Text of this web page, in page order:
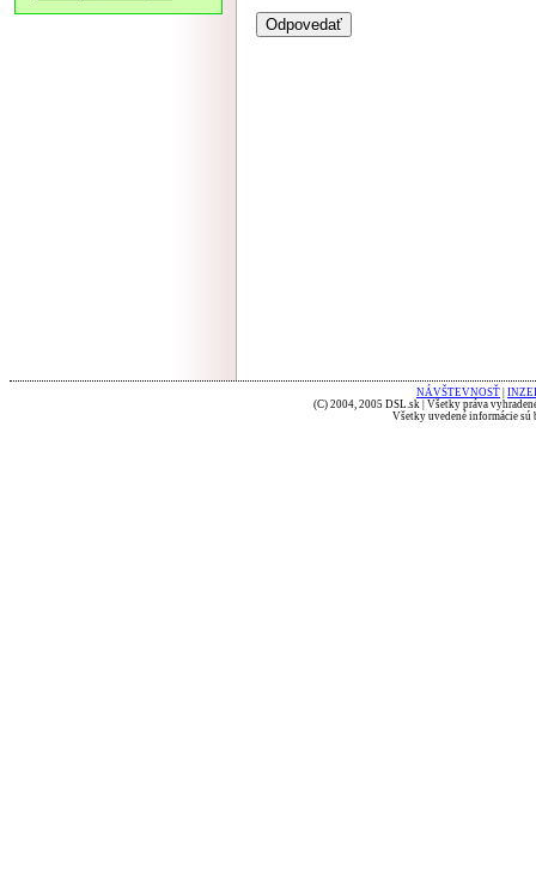
NÁVŠTEVNOSŤ
(C) 2004, 2005 DSL.sk | Všetky práva
Všetky uvedené informácie sú